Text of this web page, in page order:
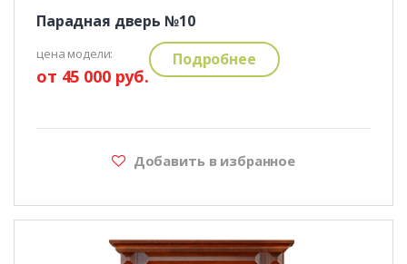
Парадная дверь №10
цена модели:
от 45 000 руб.
Подробнее
Добавить в избранное